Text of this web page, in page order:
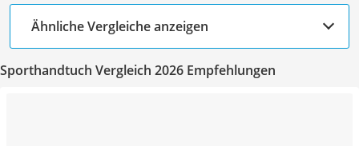
Ähnliche Vergleiche anzeigen
Sporthandtuch Vergleich 2026 Empfehlungen